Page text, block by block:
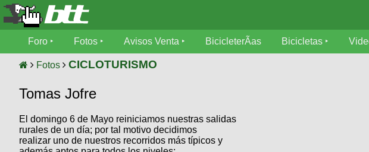
Foro
MecÃ¡nica
Fotos
tu foto
Avisos
BicicleterÃ­
Foro Fotos Avisos Venta BicicleterÃ­as Bicicletas
Fotos CICLOTURISMO
Tomas Jofre
El domingo 6 de Mayo reiniciamos nuestras salidas
rurales de un día; por tal motivo decidimos
realizar uno de nuestros recorridos más típicos y